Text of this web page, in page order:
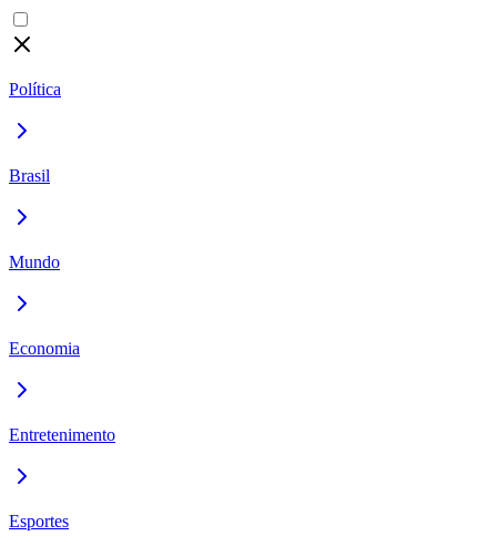
Política
Brasil
Mundo
Economia
Entretenimento
Esportes